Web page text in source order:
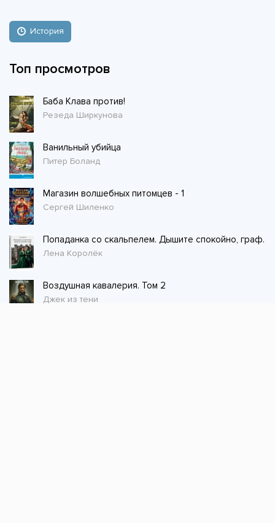
История
Топ просмотров
Баба Клава против!
Резеда Ширкунова
Ванильный убийца
Питер Боланд
Магазин волшебных питомцев - 1
Сергей Шиленко
Попаданка со скальпелем. Дышите спокойно, граф.
Лена Королёк
Воздушная кавалерия. Том 2
Джек из тени